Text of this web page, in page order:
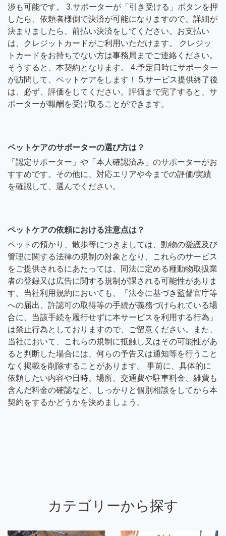
渉も可能です。 3.サポーターが「引き受ける」ボタンを押
したら、依頼者様側で決済が可能になりますので、詳細が
決まりましたら、前払い決済をしてください。お支払い
は、クレジットカードがご利用いただけます。 クレジッ
トカードをお持ちでない方は事務局までご連絡ください。
そうすると、本契約となります。 4.予定日時にサポーター
が訪問して、ペットケアをします！ 5.サービス提供終了後
は、必ず、評価をしてください。評価まで完了すると、サ
ポーターが報酬を受け取ることができます。
ペットケアのサポーターの選び方は？
「認定サポーター」や「本人確認済み」のサポーターがお
すすめです。その他に、対応エリアや今までの評価/実績
を確認して、選んでください。
ペットケアの依頼における注意点は？
ペットの預かり、散歩等につきましては、動物の愛護及び
管理に関する法律の規制の対象となり、これらのサービス
をご提供されるにあたっては、同法に定める種動物取扱業
者の登録又は広告に関する規制が課される可能性がありま
す。当社利用規約においても、「法令に基づき監督官庁等
への届出、許認可の取得等の手続が義務づけられている場
合に、当該手続を履行せずに本サービスを利用する行為」
は禁止行為としておりますので、ご留意ください。また、
当社において、これらの規制に抵触し又はその可能性があ
ると判断した場合には、何らの予告又は通知等を行うこと
なく掲載を削除することがあります。 事前に、具体的に
依頼したい内容や日時、場所、交通費や駐車料金、雑費も
含んだ料金の確認など、しっかりと個別相談をしてから本
契約をするかどうかを決めましょう。
カテゴリーから探す